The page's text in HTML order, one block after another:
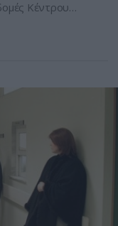
Κέντρου